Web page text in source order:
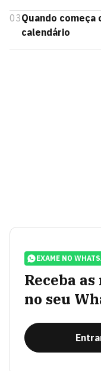
03Quando começa
calendário
EXAME NO
Receba
no seu